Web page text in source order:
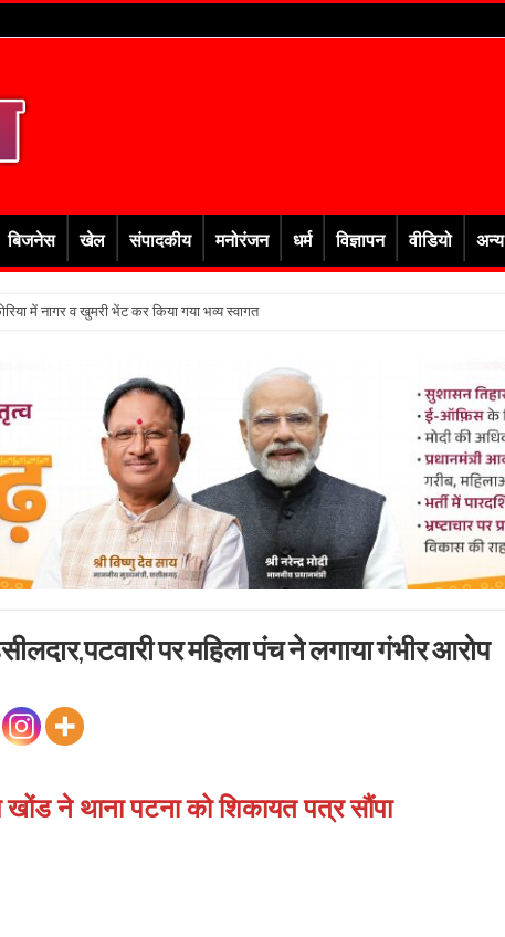
बिजनेस खेल संपादकीय मनोरंजन धर्म विज्ञापन वीडियो अन्य
में नागर व खुमरी भेंट कर किया गया भव्य स्वागत
पर महिला पंच ने लगाया गंभीर आरोप
खोंड ने थाना पटना को शिकायत पत्र सौंपा